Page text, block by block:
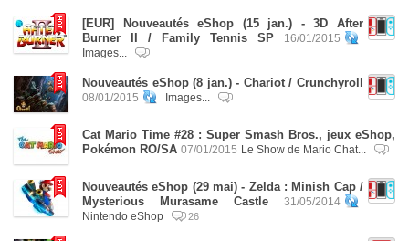
[EUR] Nouveautés eShop (15 jan.) - 3D After
Burner II / Family Tennis SP
16/01/2015
Images...
Nouveautés eShop (8 jan.) - Chariot / Crunchyroll
08/01/2015 Images...
Cat Mario Time #28 : Super Smash Bros., jeux eShop,
Pokémon RO/SA 07/01/2015 Le Show de Mario Chat...
Nouveautés eShop (29 mai) - Zelda : Minish Cap /
Mysterious Murasame Castle
31/05/2014
Nintendo eShop
26